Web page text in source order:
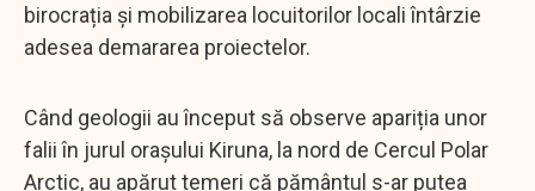
birocrația și mobilizarea locuitorilor locali întârzie
adesea demararea proiectelor.
Când geologii au început să observe apariția unor
falii în jurul orașului Kiruna, la nord de Cercul Polar
Arctic, au apărut temeri că pământul s-ar putea